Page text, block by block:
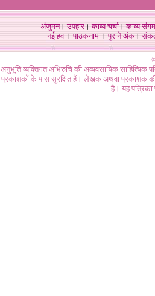
अंजुमन।उपहार।काव्य चर्चा।काव्य संगम
नई हवा। पाठकनामा। पुराने अंक।
अनुभूति व्यक्तिगत अभिरुचि की अव्यवसायिक
प्रकाशकों के पास सुरक्षित हैं। लेखक अथवा प्रकाशक की
है। यह पत्रिका